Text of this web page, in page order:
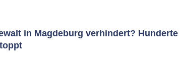
in Magdeburg verhindert? Hunderte